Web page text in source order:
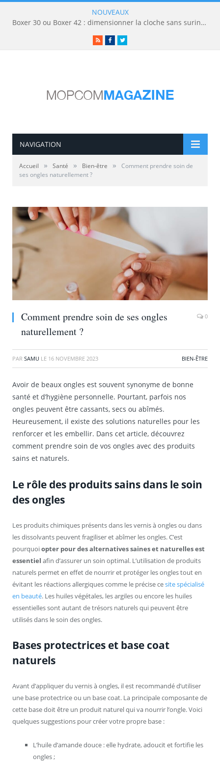
NOUVEAUX
Boxer 30 ou Boxer 42 : dimensionner la cloche sans surinvestir
RSSFacebookTwitter
NAVIGATION
Accueil » Santé » Bien-être »
Comment prendre soin de
ses ongles naturellement ?
Comment prendre soin de ses ongles
naturellement ?
0
PAR SAMU LE 16 NOVEMBRE 2023 BIEN-ÊTRE
Avoir de beaux ongles est souvent synonyme de bonne
santé et d’hygiène personnelle. Pourtant, parfois nos
ongles peuvent être cassants, secs ou abîmés.
Heureusement, il existe des solutions naturelles pour les
renforcer et les embellir. Dans cet article, découvrez
comment prendre soin de vos ongles avec des produits
sains et naturels.
Le rôle des produits sains dans le soin
des ongles
Les produits chimiques présents dans les vernis à ongles ou dans
les dissolvants peuvent fragiliser et abîmer les ongles. C’est
pourquoiopter pour des alternatives saines et naturelles est
essentiel afin d’assurer un soin optimal. L’utilisation de produits
naturels permet en effet de nourrir et protéger les ongles tout en
évitant les réactions allergiques comme le précise cesite spécialisé
en beauté. Les huiles végétales, les argiles ou encore les huiles
essentielles sont autant de trésors naturels qui peuvent être
utilisés dans le soin des ongles.
Bases protectrices et base coat
naturels
Avant d’appliquer du vernis à ongles, il est recommandé d’utiliser
une base protectrice ou un base coat. La principale composante de
cette base doit être un produit naturel qui va nourrir l’ongle. Voici
quelques suggestions pour créer votre propre base :
L’huile d’amande douce : elle hydrate, adoucit et fortifie les
ongles ;